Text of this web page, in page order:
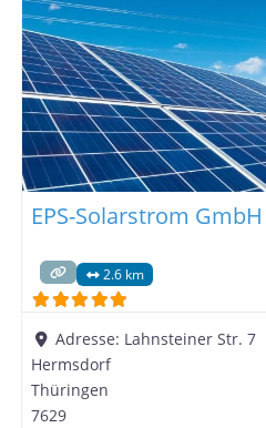
EPS-Solarstrom GmbH
2.6 km
Adresse: Lahnsteiner Str. 7
Hermsdorf
Thüringen
7629